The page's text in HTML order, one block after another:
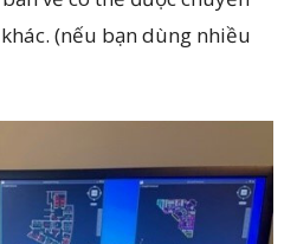
(nếu bạn dùng nhiều